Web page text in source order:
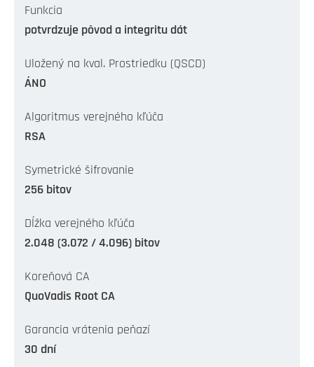
Funkcia
potvrdzuje pôvod a integritu dát
Uložený na kval. Prostriedku (QSCD)
ÁNO
Algoritmus verejného kľúča
RSA
Symetrické šifrovanie
256 bitov
Dĺžka verejného kľúča
2.048 (3.072 / 4.096) bitov
Koreňová CA
QuoVadis Root CA
Garancia vrátenia peňazí
30 dní